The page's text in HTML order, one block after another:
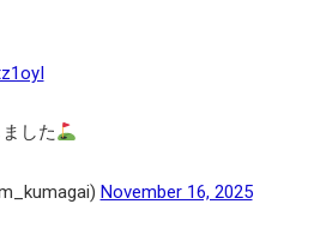
した
November 16, 2025